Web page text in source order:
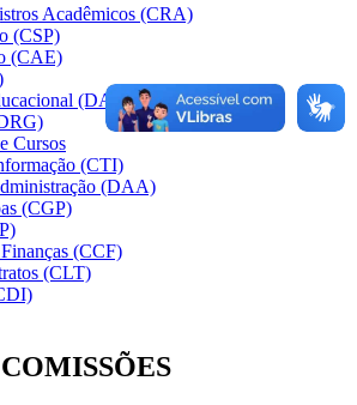
Acadêmicos (CRA)
(CSP)
(CAE)
(DAE)
Cursos
(CTI)
(DAA)
(CGP)
(CCF)
(CLT)